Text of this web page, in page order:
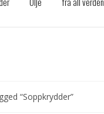
“Soppkrydder”